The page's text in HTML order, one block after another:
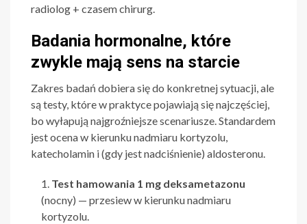
radiolog + czasem chirurg.
Badania hormonalne, które
zwykle mają sens na starcie
Zakres badań dobiera się do konkretnej sytuacji, ale
są testy, które w praktyce pojawiają się najczęściej,
bo wyłapują najgroźniejsze scenariusze. Standardem
jest ocena w kierunku nadmiaru kortyzolu,
katecholamin i (gdy jest nadciśnienie) aldosteronu.
Test hamowania 1 mg deksametazonu
(nocny) — przesiew w kierunku nadmiaru
kortyzolu.